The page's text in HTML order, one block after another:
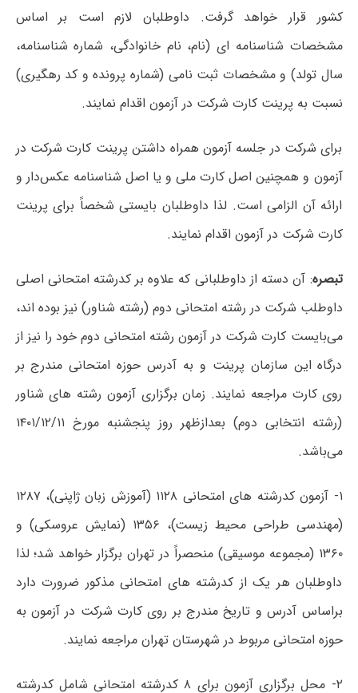
کشور قرار خواهد گرفت. داوطلبان لازم است بر اساس
مشخصات شناسنامه ای (نام، نام خانوادگی، شماره شناسنامه،
سال تولد) و مشخصات ثبت نامی (شماره پرونده و کد رهگیری)
نسبت به پرینت کارت شرکت در آزمون اقدام نمایند.
برای شرکت در جلسه آزمون همراه داشتن پرینت کارت شرکت در
آزمون و همچنین اصل کارت ملی و یا اصل شناسنامه عکس‌دار و
ارائه آن الزامی است. لذا داوطلبان بایستی شخصاً برای پرینت
کارت شرکت در آزمون اقدام نمایند.
تبصره: آن دسته از داوطلبانی که علاوه بر کدرشته امتحانی اصلی
داوطلب شرکت در رشته امتحانی دوم (رشته شناور) نیز بوده اند،
می‌بایست کارت شرکت در آزمون رشته امتحانی دوم خود را نیز از
درگاه این سازمان پرینت و به آدرس حوزه امتحانی مندرج بر
روی کارت مراجعه نمایند. زمان برگزاری آزمون رشته های شناور
(رشته انتخابی دوم) بعدازظهر روز پنجشنبه مورخ ۱۴۰۱/۱۲/۱۱
می‌باشد.
۱- آزمون کدرشته های امتحانی ۱۱۲۸ (آموزش زبان ژاپنی)، ۱۲۸۷
(مهندسی طراحی محیط زیست)، ۱۳۵۶ (نمایش عروسکی) و
۱۳۶۰ (مجموعه موسیقی) منحصراً در تهران برگزار خواهد شد؛ لذا
داوطلبان هر یک از کدرشته های امتحانی مذکور ضرورت دارد
براساس آدرس و تاریخ مندرج بر روی کارت شرکت در آزمون به
حوزه امتحانی مربوط در شهرستان تهران مراجعه نمایند.
۲- محل برگزاری آزمون برای ۸ کدرشته امتحانی شامل کدرشته